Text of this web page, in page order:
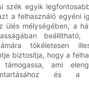
szék egyik
a felhasználó egyéni
ülés mélységében, a
tökéletesen
biztosítja, hogy a
támogassa, ami
és a